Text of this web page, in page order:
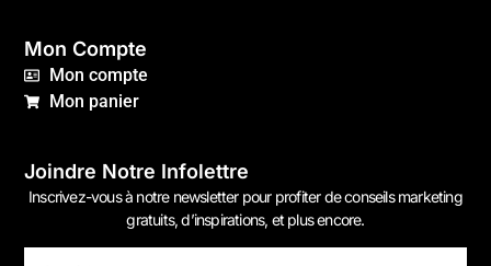
Mon Compte
Mon compte
Mon panier
Joindre Notre Infolettre
Inscrivez-vous à notre newsletter pour profiter de conseils marketing
gratuits, d’inspirations, et plus encore.